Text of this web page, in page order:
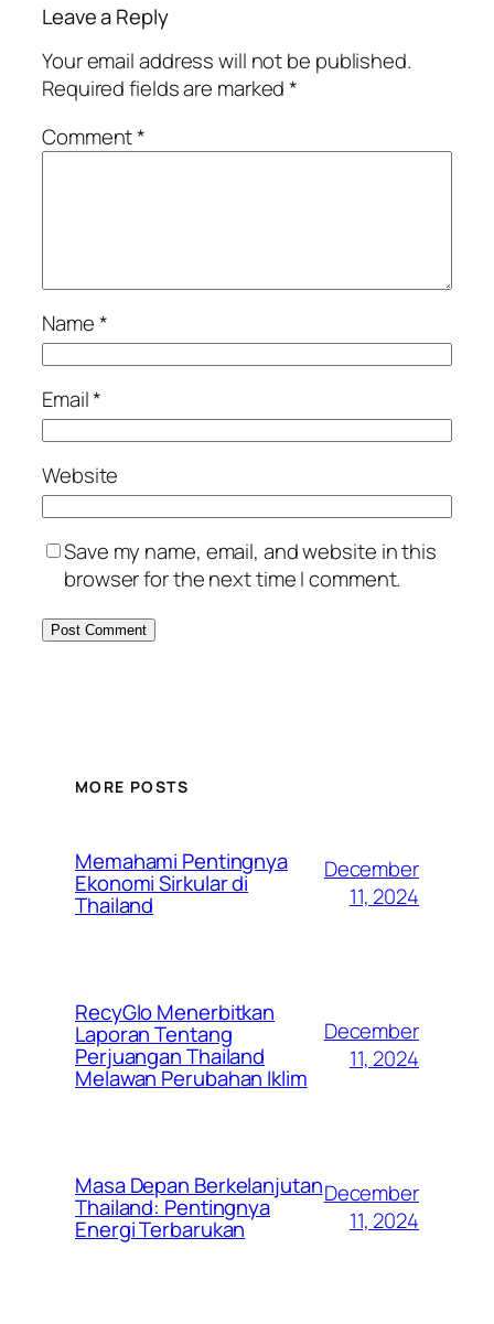
Leave a Reply
Your email address will not be published.
Required fields are marked*
Comment*
Name*
Email*
Website
Save my name, email, and website in this
browser for the next time I comment.
MORE POSTS
Memahami Pentingnya
Ekonomi Sirkular di
Thailand
December
11, 2024
RecyGlo Menerbitkan
Laporan Tentang
Perjuangan Thailand
Melawan Perubahan Iklim
December
11, 2024
Masa Depan Berkelanjutan
Thailand: Pentingnya
Energi Terbarukan
December
11, 2024